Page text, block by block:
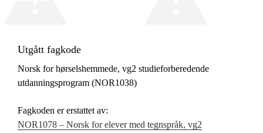
Utgått fagkode
Norsk for hørselshemmede, vg2 studieforberedende
utdanningsprogram (NOR1038)
Fagkoden er erstattet av:
NOR1078 – Norsk for elever med tegnspråk, vg2